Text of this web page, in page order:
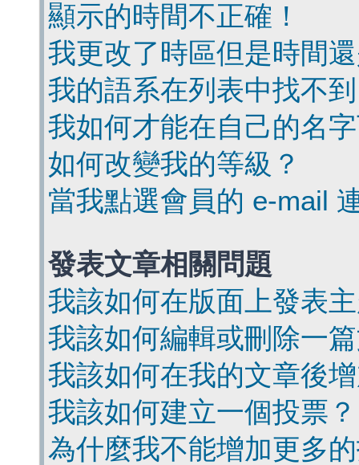
顯示的時間不正確！
我更改了時區但是時間
我的語系在列表中找不
我如何才能在自己的名
如何改變我的等級？
當我點選會員的 e-mail
發表文章相關問題
我該如何在版面上發表
我該如何編輯或刪除一
我該如何在我的文章後
我該如何建立一個投票？
為什麼我不能增加更多